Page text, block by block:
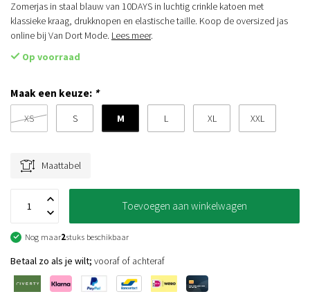
Zomerjas in staal blauw van 10DAYS in luchtig crinkle katoen met
klassieke kraag, drukknopen en elastische taille. Koop de oversized jas
online bij Van Dort Mode. Lees meer.
Op voorraad
Maak een keuze: *
XS S M L XL XXL
Maattabel
Toevoegen aan winkelwagen
Nog maar2stuks beschikbaar
Betaal zo als je wilt; vooraf of achteraf